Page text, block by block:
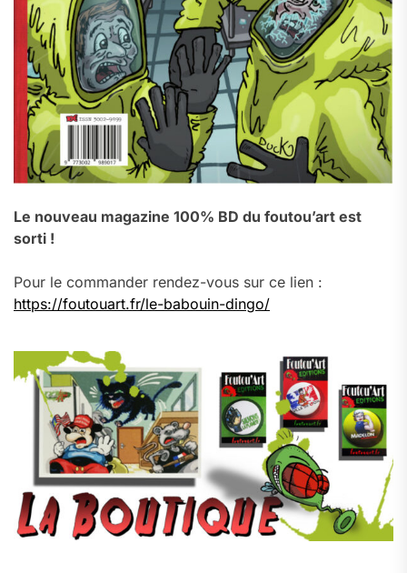
Le nouveau magazine 100% BD du foutou’art est
sorti !
Pour le commander rendez-vous sur ce lien :
https://foutouart.fr/le-babouin-dingo/